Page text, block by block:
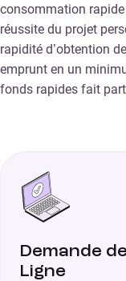
consommation
réussite du projet
rapidité d’obtention
emprunt en un
fonds rapides fait
Demande
Ligne